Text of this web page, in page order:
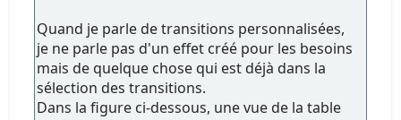
Quand je parle de transitions personnalisées,
je ne parle pas d'un effet créé pour les besoins
mais de quelque chose qui est déjà dans la
sélection des transitions.
Dans la figure ci-dessous, une vue de la table